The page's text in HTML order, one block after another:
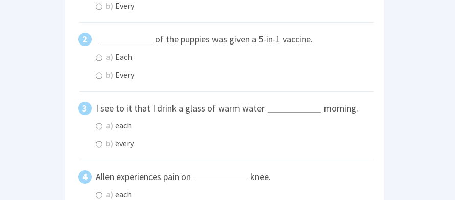
b) Every
of the puppies was given a 5-in-1 vaccine.
a) Each
b) Every
I see to it that I drink a glass of warm water morning.
a) each
b) every
Allen experiences pain on knee.
a) each